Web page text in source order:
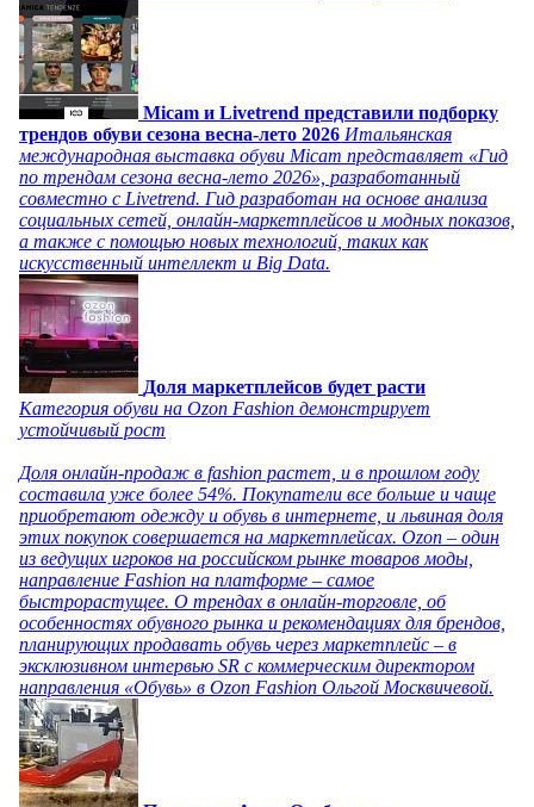
Micam и Livetrend представили подборку
трендов обуви сезона весна-лето 2026 Итальянская
международная выставка обуви Micam представляет «Гид
по трендам сезона весна-лето 2026», разработанный
совместно с Livetrend. Гид разработан на основе анализа
социальных сетей, онлайн-маркетплейсов и модных показов,
а также с помощью новых технологий, таких как
искусственный интеллект и Big Data.
Доля маркетплейсов будет расти
Категория обуви на Ozon Fashion демонстрирует
устойчивый рост
Доля онлайн-продаж в fashion растет, и в прошлом году
составила уже более 54%. Покупатели все больше и чаще
приобретают одежду и обувь в интернете, и львиная доля
этих покупок совершается на маркетплейсах. Ozon – один
из ведущих игроков на российском рынке товаров моды,
направление Fashion на платформе – самое
быстрорастущее. О трендах в онлайн-торговле, об
особенностях обувного рынка и рекомендациях для брендов,
планирующих продавать обувь через маркетплейс – в
эксклюзивном интервью SR с коммерческим директором
направления «Обувь» в Ozon Fashion Ольгой Москвичевой.